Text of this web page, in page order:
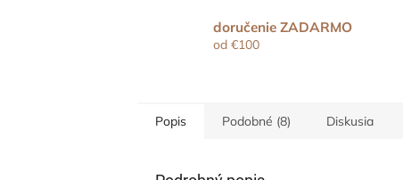
doručenie ZADARMO
od €100
Popis Podobné (8) Diskusia